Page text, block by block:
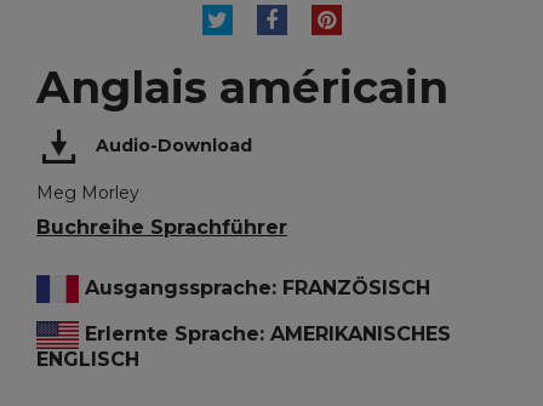
TWEETTEILENPINTEREST
Anglais américain
Audio-Download
Meg Morley
Buchreihe Sprachführer
Ausgangssprache: FRANZÖSISCH
Erlernte Sprache: AMERIKANISCHES
ENGLISCH